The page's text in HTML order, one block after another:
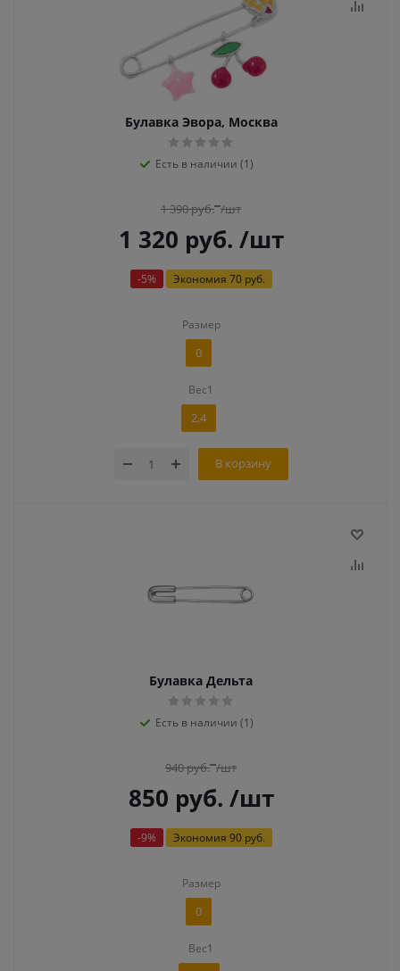
Булавка Эвора, Москва
Есть в наличии (1)
1 390руб. /шт
1 320 руб. /шт
-5% Экономия 70 руб.
Размер
0
Вес1
2,4
В корзину
Булавка Дельта
Есть в наличии (1)
940руб. /шт
850 руб. /шт
-9% Экономия 90 руб.
Размер
0
Вес1